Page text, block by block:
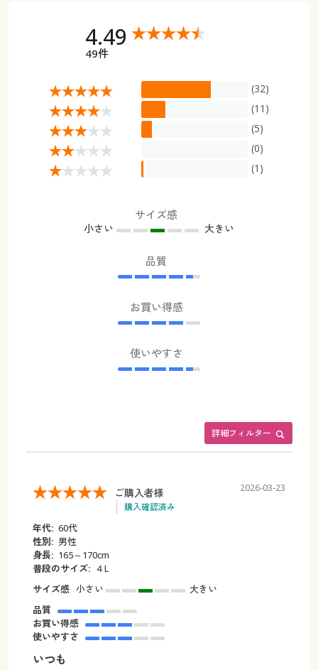
4.49
49件
(32)
(11)
(5)
(0)
(1)
サイズ感
小さい 大きい
品質
お買い得感
使いやすさ
詳細フィルター
ご購入者様
購入確認済み
2026-03-23
年代: 60代
性別: 男性
身長: 165～170cm
普段のサイズ: ４L
サイズ感 小さい
大きい
品質
お買い得感
使いやすさ
いつも